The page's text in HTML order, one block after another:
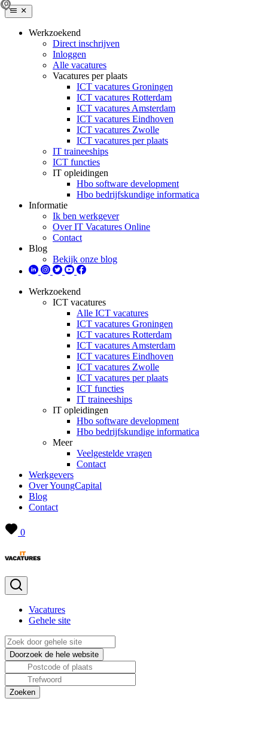
Werkzoekend
Direct inschrijven
Inloggen
Alle vacatures
Vacatures per plaats
ICT vacatures Groningen
ICT vacatures Rotterdam
ICT vacatures Amsterdam
ICT vacatures Eindhoven
ICT vacatures Zwolle
ICT vacatures per plaats
IT traineeships
ICT functies
IT opleidingen
Hbo software development
Hbo bedrijfskundige informatica
Informatie
Ik ben werkgever
Over IT Vacatures Online
Contact
Blog
Bekijk onze blog
Werkzoekend
ICT vacatures
Alle ICT vacatures
ICT vacatures Groningen
ICT vacatures Rotterdam
ICT vacatures Amsterdam
ICT vacatures Eindhoven
ICT vacatures Zwolle
ICT vacatures per plaats
ICT functies
IT traineeships
IT opleidingen
Hbo software development
Hbo bedrijfskundige informatica
Meer
Veelgestelde vragen
Contact
Werkgevers
Over YoungCapital
Blog
Contact
0
Vacatures
Gehele site